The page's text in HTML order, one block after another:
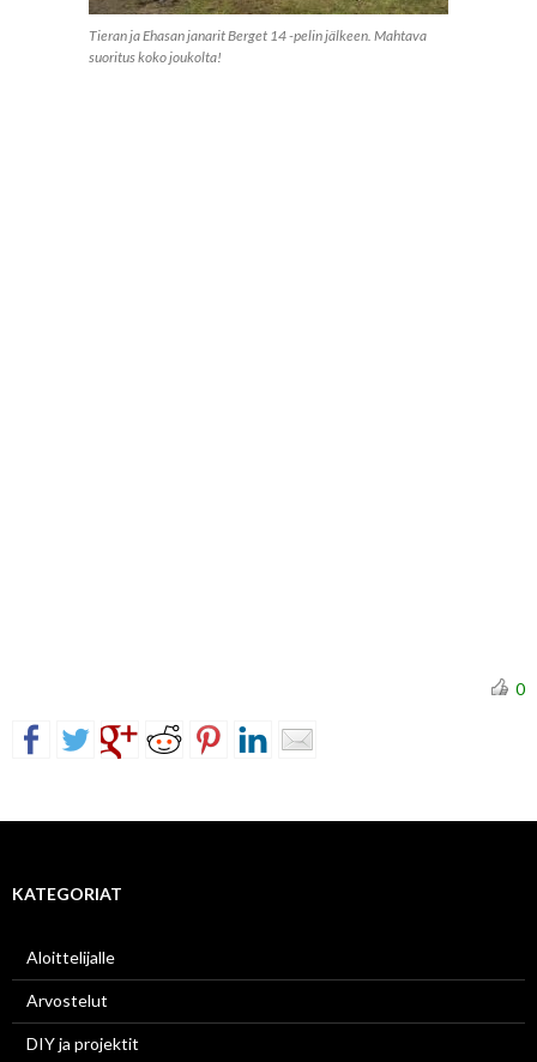
Tieran ja Ehasan janarit Berget 14 -pelin jälkeen. Mahtava
suoritus koko joukolta!
0
KATEGORIAT
Aloittelijalle
Arvostelut
DIY ja projektit